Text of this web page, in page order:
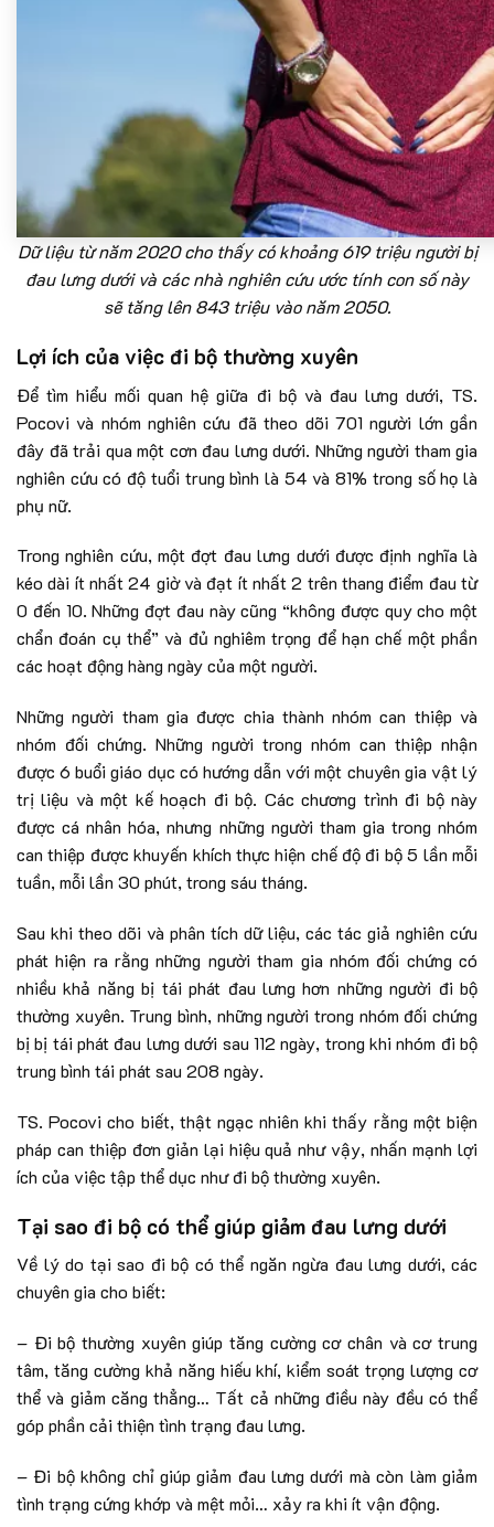
Dữ liệu từ năm 2020 cho thấy có khoảng 619 triệu người bị
đau lưng dưới và các nhà nghiên cứu ước tính con số này
sẽ tăng lên 843 triệu vào năm 2050.
Lợi ích của việc đi bộ thường xuyên
Để tìm hiểu mối quan hệ giữa đi bộ và đau lưng dưới, TS.
Pocovi và nhóm nghiên cứu đã theo dõi 701 người lớn gần
đây đã trải qua một cơn đau lưng dưới. Những người tham gia
nghiên cứu có độ tuổi trung bình là 54 và 81% trong số họ là
phụ nữ.
Trong nghiên cứu, một đợt đau lưng dưới được định nghĩa là
kéo dài ít nhất 24 giờ và đạt ít nhất 2 trên thang điểm đau từ
0 đến 10. Những đợt đau này cũng “không được quy cho một
chẩn đoán cụ thể” và đủ nghiêm trọng để hạn chế một phần
các hoạt động hàng ngày của một người.
Những người tham gia được chia thành nhóm can thiệp và
nhóm đối chứng. Những người trong nhóm can thiệp nhận
được 6 buổi giáo dục có hướng dẫn với một chuyên gia vật lý
trị liệu và một kế hoạch đi bộ. Các chương trình đi bộ này
được cá nhân hóa, nhưng những người tham gia trong nhóm
can thiệp được khuyến khích thực hiện chế độ đi bộ 5 lần mỗi
tuần, mỗi lần 30 phút, trong sáu tháng.
Sau khi theo dõi và phân tích dữ liệu, các tác giả nghiên cứu
phát hiện ra rằng những người tham gia nhóm đối chứng có
nhiều khả năng bị tái phát đau lưng hơn những người đi bộ
thường xuyên. Trung bình, những người trong nhóm đối chứng
bị bị tái phát đau lưng dưới sau 112 ngày, trong khi nhóm đi bộ
trung bình tái phát sau 208 ngày.
TS. Pocovi cho biết, thật ngạc nhiên khi thấy rằng một biện
pháp can thiệp đơn giản lại hiệu quả như vậy, nhấn mạnh lợi
ích của việc tập thể dục như đi bộ thường xuyên.
Tại sao đi bộ có thể giúp giảm đau lưng dưới
Về lý do tại sao đi bộ có thể ngăn ngừa đau lưng dưới, các
chuyên gia cho biết:
– Đi bộ thường xuyên giúp tăng cường cơ chân và cơ trung
tâm, tăng cường khả năng hiếu khí, kiểm soát trọng lượng cơ
thể và giảm căng thẳng… Tất cả những điều này đều có thể
góp phần cải thiện tình trạng đau lưng.
– Đi bộ không chỉ giúp giảm đau lưng dưới mà còn làm giảm
tình trạng cứng khớp và mệt mỏi… xảy ra khi ít vận động.